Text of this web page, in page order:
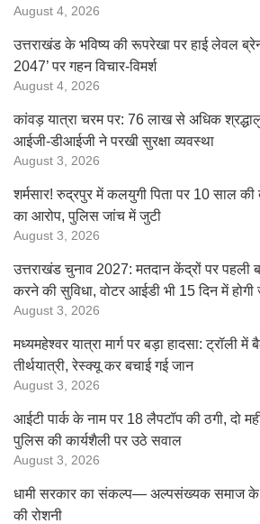
August 4, 2026
उत्तराखंड के भविष्य की रूपरेखा पर हाई लेवल
2047’ पर गहन विचार-विमर्श
August 4, 2026
कांवड़ यात्रा चरम पर: 76 लाख से अधिक
आईजी-डीआईजी ने परखी सुरक्षा व्यवस्था
August 3, 2026
शर्मसार! रुद्रपुर में कलयुगी पिता पर 10 साल की
का आरोप, पुलिस जांच में जुटी
August 3, 2026
उत्तराखंड चुनाव 2027: मतदान केंद्रों पर पहली
करने की सुविधा, वोटर आईडी भी 15 दिन में होगी
August 3, 2026
मध्यमहेश्वर यात्रा मार्ग पर बड़ा हादसा: ट्रॉली
तीर्थयात्री, रेस्क्यू कर बचाई गई जान
August 3, 2026
आईटी पार्क के नाम पर 18 लैपटॉप की ठगी, दो
पुलिस की कार्यशैली पर उठे सवाल
August 3, 2026
धामी सरकार का संकल्प— अल्पसंख्यक समाज के
की रोशनी